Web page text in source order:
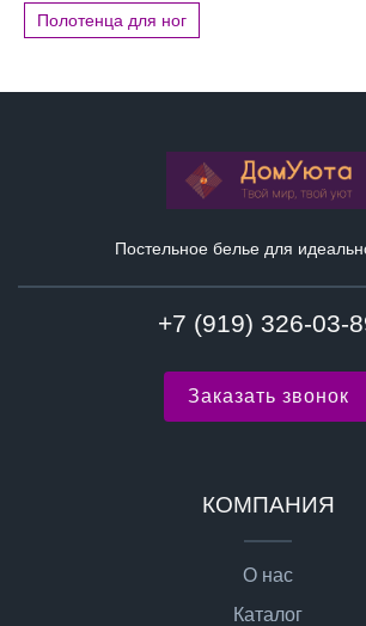
Полотенца для ног
Постельное белье для
+7 (919) 326-03-
Заказать звонок
КОМПАНИЯ
О нас
Каталог